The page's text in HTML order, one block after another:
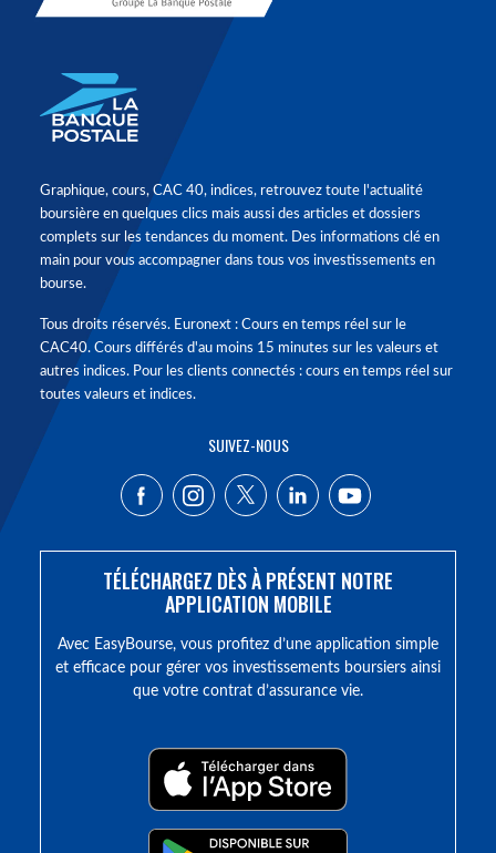
Graphique, cours, CAC 40, indices, retrouvez toute l'actualité
boursière en quelques clics mais aussi des articles et dossiers
complets sur les tendances du moment. Des informations clé en
main pour vous accompagner dans tous vos investissements en
bourse.
Tous droits réservés. Euronext : Cours en temps réel sur le
CAC40. Cours différés d'au moins 15 minutes sur les valeurs et
autres indices. Pour les clients connectés : cours en temps réel sur
toutes valeurs et indices.
SUIVEZ-NOUS
TÉLÉCHARGEZ DÈS À PRÉSENT NOTRE
APPLICATION MOBILE
Avec EasyBourse, vous profitez d’une application simple
et efficace pour gérer vos investissements boursiers ainsi
que votre contrat d’assurance vie.